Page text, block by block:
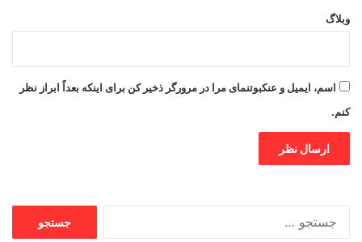
وبلاگ
اسم، ایمیل و عنکبوتنمای مرا در مرورگر ذخیر کن برای اینکه بعداً ابراز نظر
کنم.